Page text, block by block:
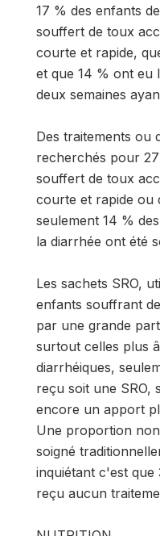
17 % des enfants
souffert de toux
courte et rapide,
et que 14 % ont eu
deux semaines
Des traitements ou
recherchés pour
souffert de toux
courte et rapide ou
seulement 14 %
la diarrhée ont été
Les sachets SRO,
enfants souffrant
par une grande
surtout celles plus
diarrhéiques,
reçu soit une SRO,
encore un apport
Une proportion
soigné
inquiétant c'est
reçu aucun